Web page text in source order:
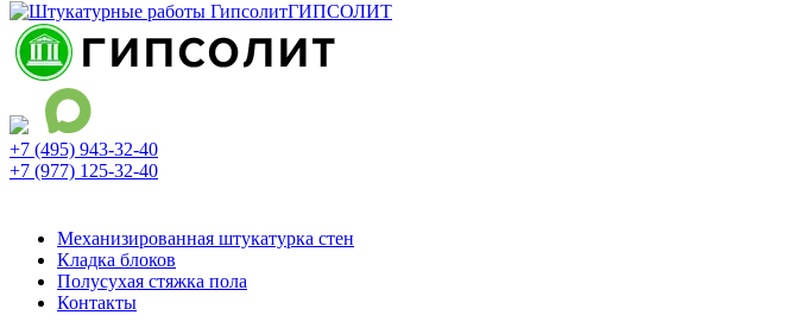
ГИПСОЛИТ
+7 (495) 943-32-40
+7 (977) 125-32-40
Механизированная штукатурка стен
Кладка блоков
Полусухая стяжка пола
Контакты